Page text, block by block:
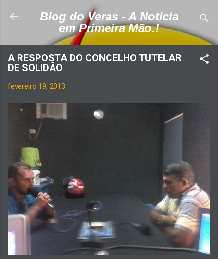
Pular para o conteúdo principal
Blog do Veras - A Notícia
em Primeira Mão.!
A RESPOSTA DO CONCELHO TUTELAR
DE SOLIDÃO
fevereiro 19, 2013